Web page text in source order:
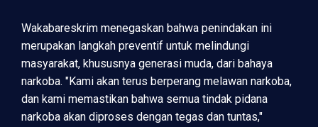
Wakabareskrim menegaskan bahwa penindakan ini
merupakan langkah preventif untuk melindungi
masyarakat, khususnya generasi muda, dari bahaya
narkoba. "Kami akan terus berperang melawan narkoba,
dan kami memastikan bahwa semua tindak pidana
narkoba akan diproses dengan tegas dan tuntas,"